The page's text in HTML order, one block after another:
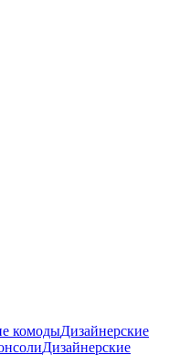
комодыДизайнерские
Дизайнерские